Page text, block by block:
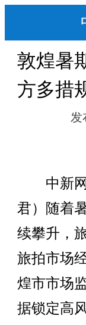
敦煌暑
方多措
发
中新网
君）随着
续攀升，
旅拍市场
煌市市场
据锁定高